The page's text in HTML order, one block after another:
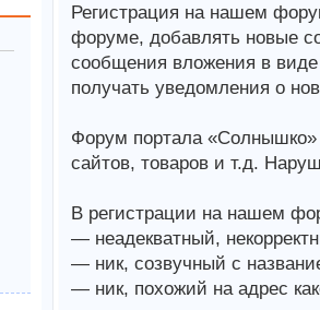
Регистрация на нашем
форуме, добавлять новые
сообщения вложения в
получать уведомления о
Форум портала
сайтов, товаров и т.д.
В регистрации на нашем
— неадекватный,
— ник, созвучный с
— ник, похожий на адрес